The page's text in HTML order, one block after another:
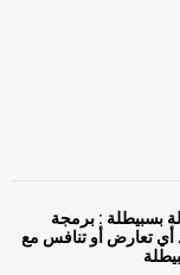
بسبيطلة : برمجة
أي تعارض أو تنافس مع